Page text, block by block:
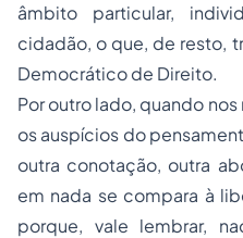
âmbito particular,
cidadão, o que, de resto,
Democrático de Direito.
Por outro lado, quando
os auspícios do
outra conotação, outra
em nada se compara à
porque, vale lembrar,